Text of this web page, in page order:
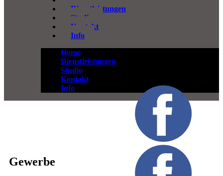
Dienstleistungen
Studio
Kontakt
Info
Home
Dienstleistungen
Studio
Kontakt
Info
Gewerbe